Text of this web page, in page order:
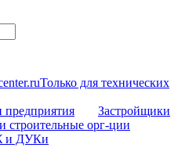
Только для технических
предприятия
Застройщики
орг-ции
и ДУКи